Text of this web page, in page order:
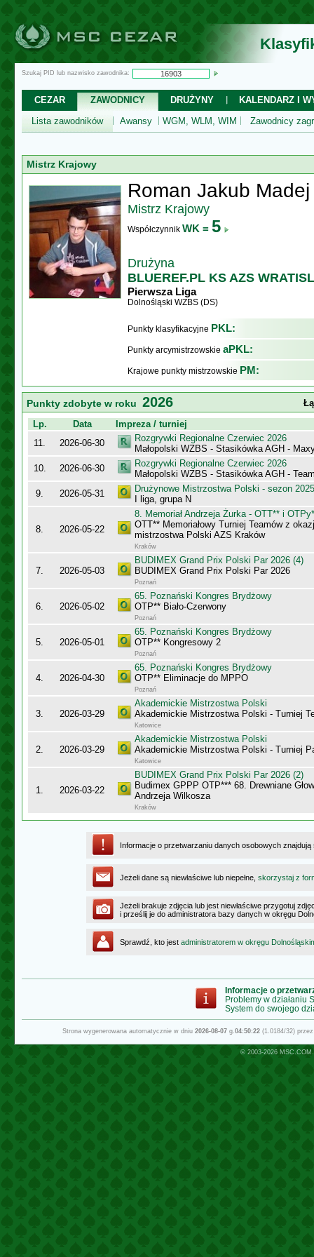
Szukaj PID lub nazwisko zawodnika:
CEZAR ZAWODNICY DRUŻYNY
KALENDARZ I
Lista zawodników
Awansy WGM, WLM, WIM Zawodnicy
Mistrz Krajowy
Roman Jakub Madej
Mistrz Krajowy
Współczynnik WK = 5
Drużyna
BLUEREF.PL KS AZS
Pierwsza Liga
Dolnośląski WZBS (DS)
Punkty klasyfikacyjne PKL:
Punkty arcymistrzowskie aPKL:
Krajowe punkty mistrzowskie PM:
Punkty zdobyte w roku 2026
Lp.
Data
Impreza / turniej
11.
2026-06-30
Rozgrywki Regionalne Czerwiec 2026
Małopolski WZBS - Stasikówka AGH -
10.
2026-06-30
Rozgrywki Regionalne Czerwiec 2026
Małopolski WZBS - Stasikówka AGH -
9.
2026-05-31
Drużynowe Mistrzostwa Polski - sezon
I liga, grupa N
8. 2026-05-22
8. Memoriał Andrzeja Żurka - OTT** i
OTT** Memoriałowy Turniej Teamów z
mistrzostwa Polski AZS Kraków
Kraków
7. 2026-05-03
BUDIMEX Grand Prix Polski Par 2026 (4)
BUDIMEX Grand Prix Polski Par 2026
Poznań
6. 2026-05-02
65. Poznański Kongres Brydżowy
OTP** Biało-Czerwony
Poznań
5. 2026-05-01
65. Poznański Kongres Brydżowy
OTP** Kongresowy 2
Poznań
4. 2026-04-30
65. Poznański Kongres Brydżowy
OTP** Eliminacje do MPPO
Poznań
3. 2026-03-29
Akademickie Mistrzostwa Polski
Akademickie Mistrzostwa Polski - Turniej
Katowice
2. 2026-03-29
Akademickie Mistrzostwa Polski
Akademickie Mistrzostwa Polski - Turniej
Katowice
1. 2026-03-22
BUDIMEX Grand Prix Polski Par 2026 (2)
Budimex GPPP OTP*** 68. Drewniane
Andrzeja Wilkosza
Kraków
Informacje o przetwarzaniu danych osobowych
Jeżeli dane są niewłaściwe lub niepełne, skorzystaj z
Jeżeli brakuje zdjęcia lub jest niewłaściwe przygotuj
i prześlij je do administratora bazy danych w okręgu
Sprawdź, kto jest administratorem w okręgu
Informacje o
Problemy w działaniu
System do swojego
Strona wygenerowana automatycznie w dniu 2026-08-07g.04:50:22(1.0184/32)
© 2003-2026